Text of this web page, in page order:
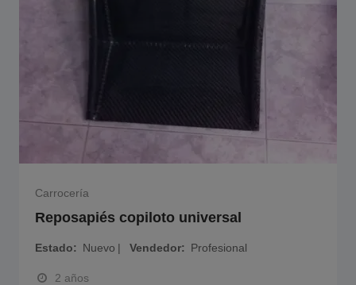
Carrocería
Reposapiés copiloto universal
Estado Nuevo Vendedor Profesional
2 años